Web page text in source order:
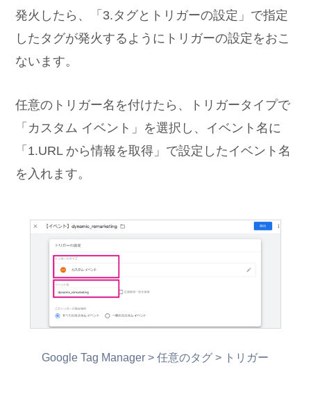
発火したら、「3.タグとトリガーの設定」で指定
したタグが発火するようにトリガーの設定をおこ
ないます。
任意のトリガー名を付けたら、トリガータイプで
「カスタム イベント」を選択し、イベント名に
「1.URL から情報を取得」で設定したイベント名
を入れます。
Google Tag Manager > 任意のタグ > トリガー